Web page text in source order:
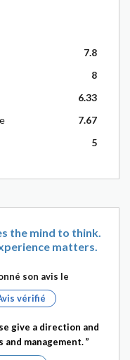
7.8
8
6.33
7.67
5
the mind to think.
matters.
son avis le
vérifié
give a direction and
and management.